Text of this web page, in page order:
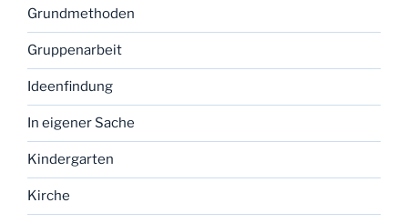
Grundmethoden
Gruppenarbeit
Ideenfindung
In eigener Sache
Kindergarten
Kirche